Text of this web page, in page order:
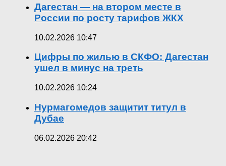
Дагестан — на втором месте в
России по росту тарифов ЖКХ
10.02.2026 10:47
Цифры по жилью в СКФО: Дагестан
ушел в минус на треть
10.02.2026 10:24
Нурмагомедов защитит титул в
Дубае
06.02.2026 20:42